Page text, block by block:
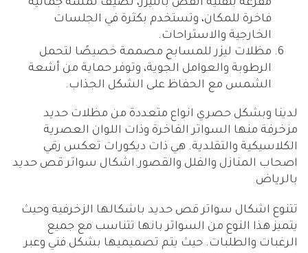
مفرغة بتقنية القص بالليزر، تضيف لمسة جمالية
فاخرة للمكان، وتستخدم بكثرة في الجلسات
الخارجية والاستراحات.
مظلات ليزر للمسابح مصممة خصيصًا لتحمل
الرطوبة والعوامل الجوية، وتوفر حماية من أشعة
الشمس مع الحفاظ على الشكل الجذاب.
لدينا وبشكل حصري انواع متعددة من مظلات حديد
مزخرفة منها السواتر الفاخرة وذات اللوان العصرية
الكلاسيكية والتقلدية. هي ذات ديكورات تعكس رقي
اصحاب المنازل والفلل والقصور.اشكال سواتر قص حديد
بالرياض
تتنوع اشكال سواتر قص حديد باشكالها الزخرفية وحيث
يتميز هذا النوع من السواتر بانها تتناسب مع جميع
الرغبات والطلبات. حيث يتم تصميميها بشكل فني وعبر